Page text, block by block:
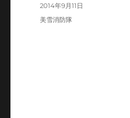
投
稿
2014年9月11日
カ
美雪消防隊